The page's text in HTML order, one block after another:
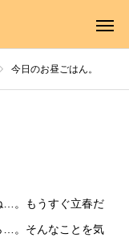
今日のお昼ごはん。
…。もうすぐ立春だ
…。そんなことを気